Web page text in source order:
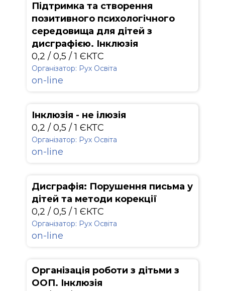
Підтримка та створення
позитивного психологічного
середовища для дітей з
дисграфією. Інклюзія
0,2 / 0,5 / 1 ЄКТС
Організатор: Рух Освіта
on-line
Інклюзія - не ілюзія
0,2 / 0,5 / 1 ЄКТС
Організатор: Рух Освіта
on-line
Дисграфія: Порушення письма у
дітей та методи корекції
0,2 / 0,5 / 1 ЄКТС
Організатор: Рух Освіта
on-line
Організація роботи з дітьми з
ООП. Інклюзія